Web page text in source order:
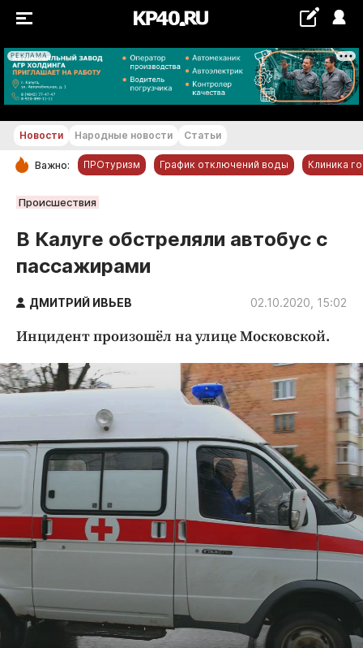
РЕКЛАМА
+21...+22 °С
РУБРИКИ
Новости компаний
Статьи
Народные новости
Благоустройство
Криминал
Недвижимость и ЖКХ
Образование
Общество
Погода
Праздники
Происшествия
Экономика и бизнес
ПРОЕКТЫ
Новости Народные новости Статьи
Важно: ПРОтуризм График отключений воды Клиника
Происшествия
В Калуге обстреляли автобус с
пассажирами
ДМИТРИЙ ИВЬЕВ 02.10.2020, 15:02
Инцидент произошёл на улице Московской.